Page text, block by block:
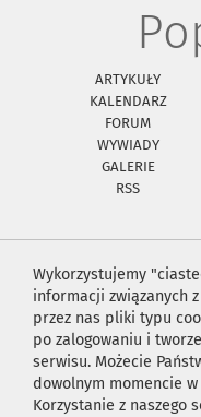
ARTYKUŁY
KALENDARZ
FORUM
WYWIADY
GALERIE
RSS
Wykorzystujemy
informacji związanych
przez nas pliki typu
po zalogowaniu i
serwisu. Możecie
dowolnym momencie
Korzystanie z naszego